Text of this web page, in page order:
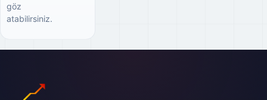
göz
atabilirsiniz.